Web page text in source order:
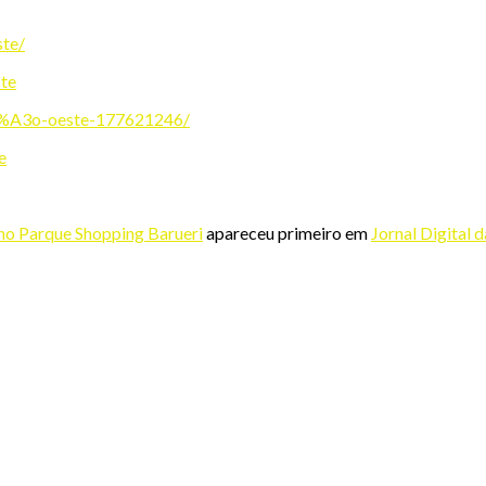
oeste-177621246/
Parque Shopping Barueriapareceu primeiro em Jornal Digital